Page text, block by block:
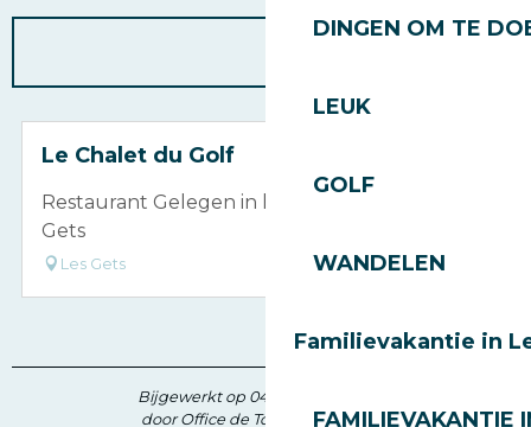
DINGEN OM TE
LEUK
GOLF
WANDELEN
Familievakantie in
FAMILIEVAKANTIE
Le Chalet du Golf
Restaurant Gelegen in het Hart van Golf des
Gets
Les Gets
Bijgewerkt op 04 juni 2026 in 15:41
door Office de Tourisme des Gets